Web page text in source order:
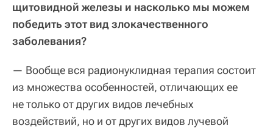
щитовидной железы и насколько мы можем
победить этот вид злокачественного
заболевания?
— Вообще вся радионуклидная терапия состоит
из множества особенностей, отличающих ее
не только от других видов лечебных
воздействий, но и от других видов лучевой